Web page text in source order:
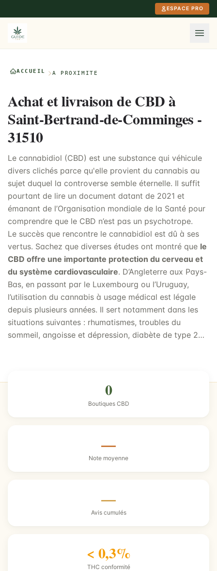
ESPACE PRO
ACCUEIL À PROXIMITÉ
Achat et livraison de CBD à
Saint-Bertrand-de-Comminges -
31510
Le cannabidiol (CBD) est une substance qui véhicule
divers clichés parce qu'elle provient du cannabis au
sujet duquel la controverse semble éternelle. Il suffit
pourtant de lire un document datant de 2021 et
émanant de l’Organisation mondiale de la Santé pour
comprendre que le CBD n’est pas un psychotrope.
Le succès que rencontre le cannabidiol est dû à ses
vertus. Sachez que diverses études ont montré que le
CBD offre une importante protection du cerveau et
du système cardiovasculaire. D’Angleterre aux Pays-
Bas, en passant par le Luxembourg ou l’Uruguay,
l’utilisation du cannabis à usage médical est légale
depuis plusieurs années. Il sert notamment dans les
situations suivantes : rhumatismes, troubles du
sommeil, angoisse et dépression, diabète de type 2…
0
Boutiques CBD
—
Note moyenne
—
Avis cumulés
< 0,3%
THC conformité